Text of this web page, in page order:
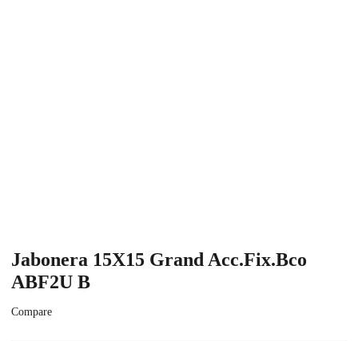
Jabonera 15X15 Grand Acc.Fix.Bco
ABF2U B
Compare